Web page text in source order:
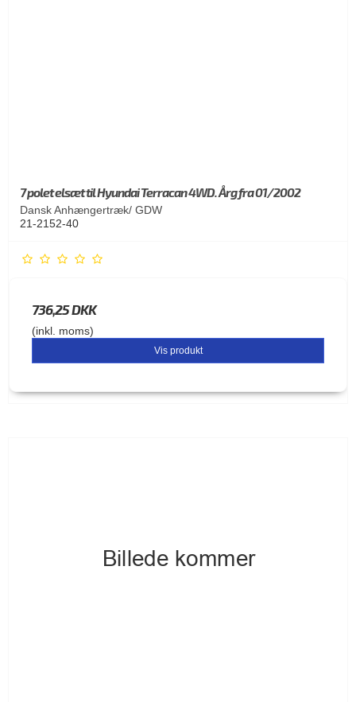
7 polet elsæt til Hyundai Terracan 4WD. Årg fra 01/2002
Dansk Anhængertræk/ GDW
21-2152-40
736,25 DKK
(inkl. moms)
Vis produkt